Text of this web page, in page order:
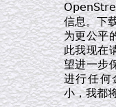
信息。下
为更公平
此我现在
望进一步
进行任何
小，我都